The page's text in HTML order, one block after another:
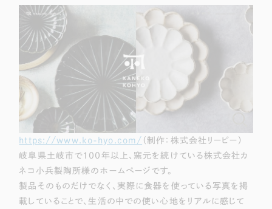
https://www.ko-hyo.com/ （制作：株式会社リーピー）
岐阜県土岐市で100年以上、窯元を続けている株式会社カ
ネコ小兵製陶所様のホームページです。
製品そのものだけでなく、実際に食器を使っている写真を掲
載していることで、生活の中での使い心地をリアルに感じて